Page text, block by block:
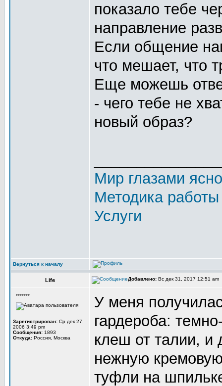
показало тебе
направление
Если общение
что мешает, что
Еще можешь
- чего тебе не
новый образ?
Мир глазами
Методика
Услуги
Вернуться к началу
Life Добавлено: Вс дек 31, 2017 12:51 am
*******
Зарегистрирован: Ср дек 27,
2006 3:49 pm
Сообщения: 1893
Откуда: Россия, Москва
У меня
гардероба:
клеш от талии, и
нежную
туфли на